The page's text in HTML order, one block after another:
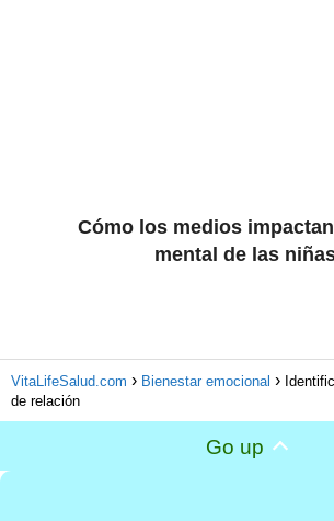
Cómo los medios
mental de las
VitaLifeSalud.com Bienestar emocional
de relación
Go up